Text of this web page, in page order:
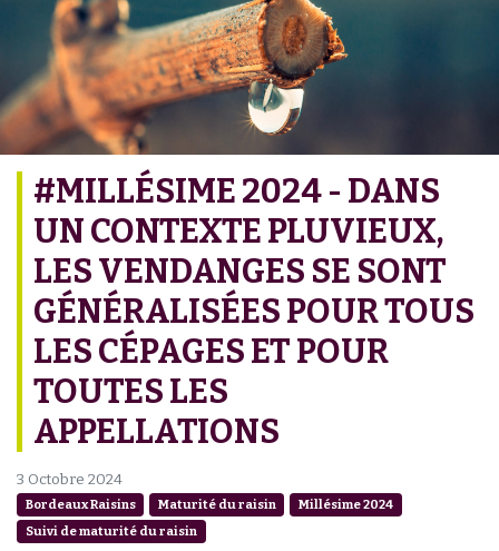
#MILLÉSIME 2024 - DANS
UN CONTEXTE PLUVIEUX,
LES VENDANGES SE SONT
GÉNÉRALISÉES POUR TOUS
LES CÉPAGES ET POUR
TOUTES LES
APPELLATIONS
3 Octobre 2024
Bordeaux Raisins Maturité du raisin
Millésime 2024
Suivi de maturité du raisin